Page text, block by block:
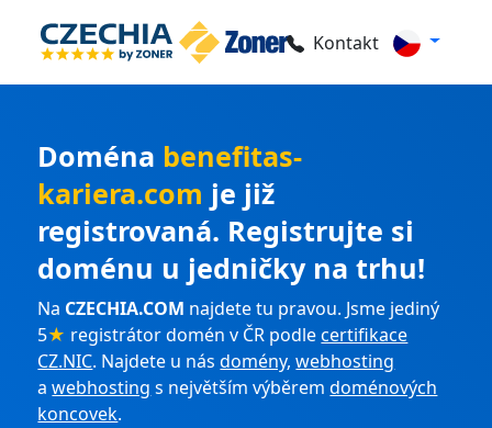
Kontakt
Doména benefitas-
kariera.com je již
registrovaná. Registrujte si
doménu u jedničky na trhu!
Na CZECHIA.COM najdete tu pravou. Jsme jediný
5★ registrátor domén v ČR podlecertifikace
CZ.NIC. Najdete u násdomény,webhosting
awebhosting s největším výběremdoménových
koncovek.